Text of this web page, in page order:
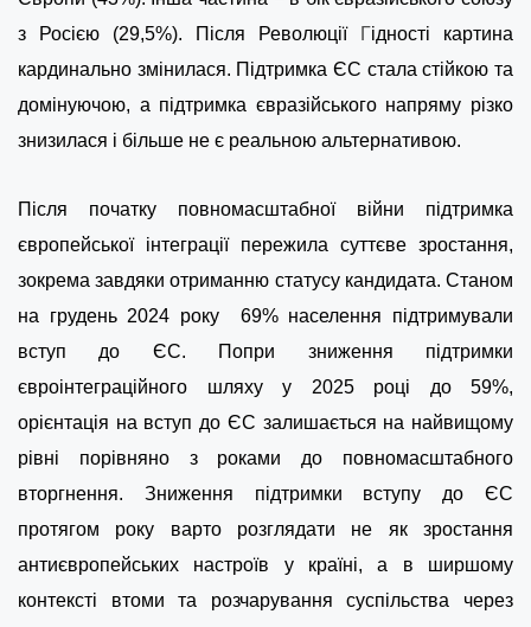
з Росією (29,5%). Після РеволюціїГідності картина
кардинально змінилася. Підтримка ЄС стала стійкою та
домінуючою, а підтримка євразійського напряму різко
знизилася і більше не є реальною альтернативою.
Після початку повномасштабної війни підтримка
європейської інтеграції пережила суттєве зростання,
зокрема завдяки отриманню статусу кандидата. Станом
на грудень 2024 року 69% населення підтримували
вступ до ЄС. Попри зниження підтримки
євроінтеграційного шляху у 2025 році до 59%,
орієнтація на вступ до ЄС залишається на найвищому
рівні порівняно з роками до повномасштабного
вторгнення. Зниження підтримки вступу до ЄС
протягом року варто розглядати не як зростання
антиєвропейських настроїв у країні, а в ширшому
контексті втоми та розчарування суспільства через